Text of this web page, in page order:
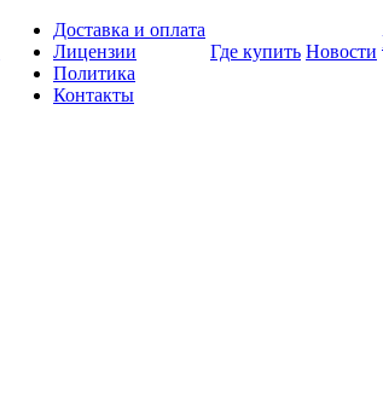
Доставка и оплата
Лицензии
Политика
Контакты
Где купить Новости